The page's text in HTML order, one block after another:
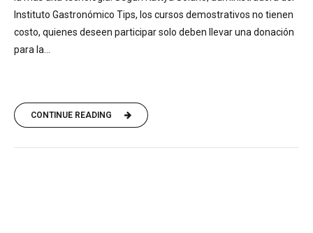
Instituto Gastronómico Tips, los cursos demostrativos no tienen
costo, quienes deseen participar solo deben llevar una donación
para la...
CONTINUE READING